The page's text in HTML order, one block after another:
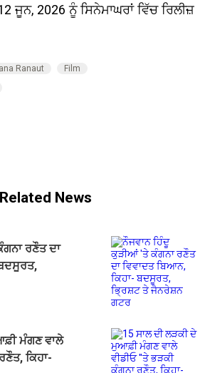
ਜੂਨ, 2026 ਨੂੰ ਸਿਨੇਮਾਘਰਾਂ ਵਿੱਚ ਰਿਲੀਜ਼
Ranaut
Film
Related News
ਰਣੌਤ ਦਾ
ਮੰਗਣ ਵਾਲੇ
ਕਿਹਾ-